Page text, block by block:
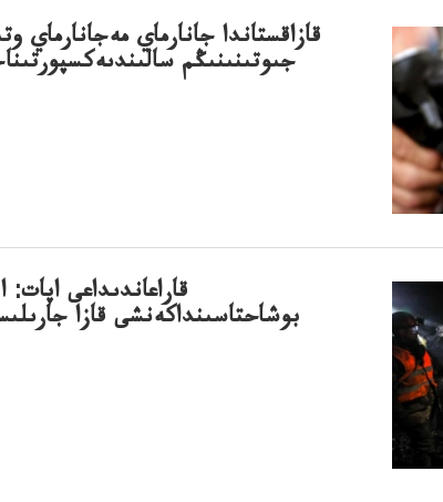
قازاقستاندا جانارماي مەجانارماي
جىوتىنىنىڭم
قاراعاندىداعى
بوشاحتاسىنداكەنشى قازا